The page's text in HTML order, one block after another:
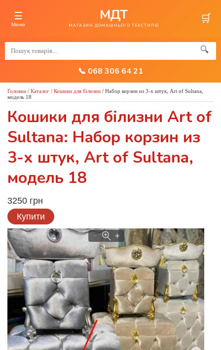
☰
Меню
МДТ
МАГАЗИН ДОМАШНЬОГО ТЕКСТИЛЮ 🛒
🔍
📞 068 306 64 21
Головна / Каталог / Кошики для білизни / Набор корзин из 3-х штук, Art of Sultana,
модель 18
Кошики для білизни Art of
Sultana: Набор корзин из
3-х штук, Art of Sultana,
модель 18
3250 грн
Купити